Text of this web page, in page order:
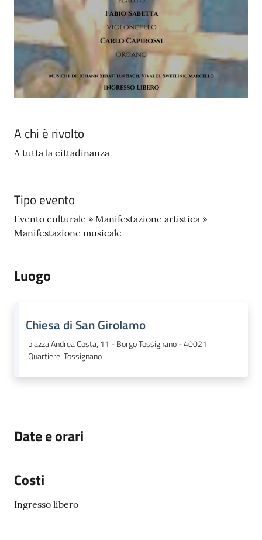
A chi è rivolto
A tutta la cittadinanza
Tipo evento
Evento culturale » Manifestazione artistica »
Manifestazione musicale
Luogo
Chiesa di San Girolamo
piazza Andrea Costa, 11 - Borgo Tossignano - 40021
Quartiere:Tossignano
Date e orari
Costi
Ingresso libero